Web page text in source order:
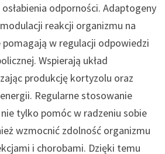
odporności. Adaptogeny
reakcji organizmu na
pomagają w regulacji odpowiedzi
Wspierają układ
produkcję kortyzolu oraz
Regularne stosowanie
tylko pomóc w radzeniu sobie
wzmocnić zdolność organizmu
i chorobami. Dzięki temu